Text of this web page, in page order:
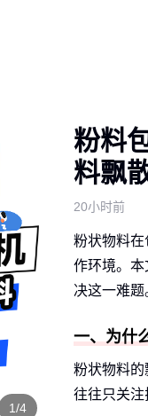
1/4
粉料
料飘
20小时前
粉状物料
作环境。
决这一难题
一、为什
粉状物料
往往只关注